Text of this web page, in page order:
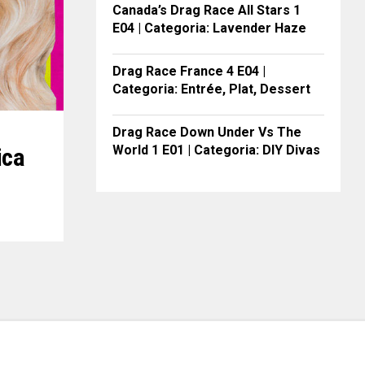
Canada’s Drag Race All Stars 1
E04 | Categoria: Lavender Haze
Drag Race France 4 E04 |
Categoria: Entrée, Plat, Dessert
Drag Race Down Under Vs The
World 1 E01 | Categoria: DIY Divas